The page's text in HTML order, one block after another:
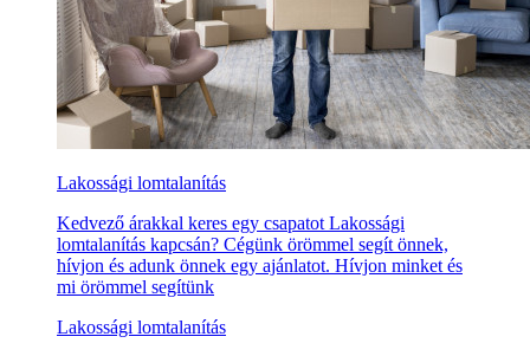
Lakossági lomtalanítás
Kedvező árakkal keres egy csapatot Lakossági
lomtalanítás kapcsán? Cégünk örömmel segít önnek,
hívjon és adunk önnek egy ajánlatot. Hívjon minket és
mi örömmel segítünk
Lakossági lomtalanítás